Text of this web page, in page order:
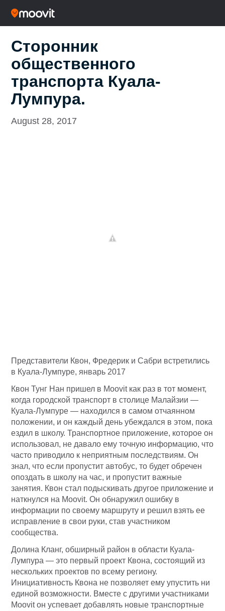
Сторонник
общественного
транспорта Куала-
Лумпура.
August 28, 2017
Представители Квон, Фредерик и Сабри встретились
в Куала-Лумпуре, январь 2017
Квон Тунг Нан пришел в Moovit как раз в тот момент,
когда городской транспорт в столице Малайзии —
Куала-Лумпуре — находился в самом отчаянном
положении, и он каждый день убеждался в этом, пока
ездил в школу. Транспортное приложение, которое он
использовал, не давало ему точную информацию, что
часто приводило к неприятным последствиям. Он
знал, что если пропустит автобус, то будет обречен
опоздать в школу на час, и пропустит важные
занятия. Квон стал подыскивать другое приложение и
наткнулся на Moovit. Он обнаружил ошибку в
информации по своему маршруту и решил взять ее
исправление в свои руки, став участником
сообщества.
Долина Кланг, обширный район в области Куала-
Лумпура — это первый проект Квона, состоящий из
нескольких проектов по всему региону.
Инициативность Квона не позволяет ему упустить ни
единой возможности. Вместе с другими участниками
Moovit он успевает добавлять новые транспортные